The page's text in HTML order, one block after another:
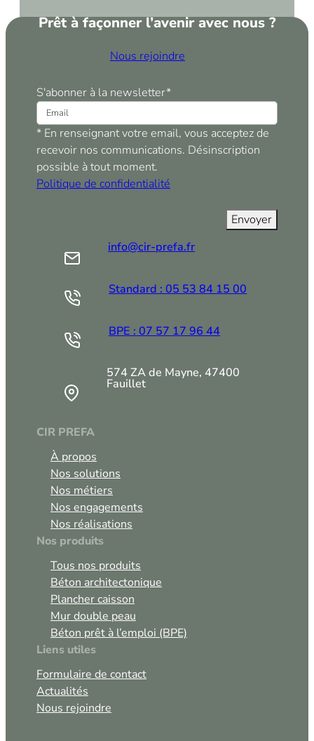
Toutes nos réalisations
Prêt à façonner l’avenir avec nous ?
Nous rejoindre
S'abonner à la newsletter*
* En renseignant votre email, vous acceptez de
recevoir nos communications. Désinscription
possible à tout moment.
Politique de confidentialité
info@cir-prefa.fr
Standard : 05 53 84 15 00
BPE : 07 57 17 96 44
574 ZA de Mayne, 47400
Fauillet
CIR PREFA
À propos
Nos solutions
Nos métiers
Nos engagements
Nos réalisations
Nos produits
Tous nos produits
Béton architectonique
Plancher caisson
Mur double peau
Béton prêt à l’emploi (BPE)
Liens utiles
Formulaire de contact
Actualités
Nous rejoindre